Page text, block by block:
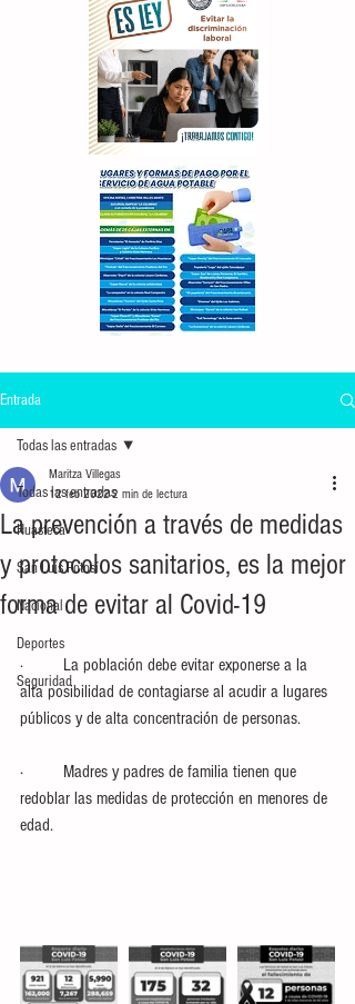
Entrada
Todas las entradas
Huasteca
San Luis Potosí
Nacional
Deportes
Seguridad
Todas las entradas
La prevención a través de medidas
y protocolos sanitarios, es la mejor
forma de evitar al Covid-19
Maritza Villegas
12 feb 20222 min de lectura
·         La población debe evitar exponerse a la
alta posibilidad de contagiarse al acudir a lugares
públicos y de alta concentración de personas.
·         Madres y padres de familia tienen que
redoblar las medidas de protección en menores de
edad.